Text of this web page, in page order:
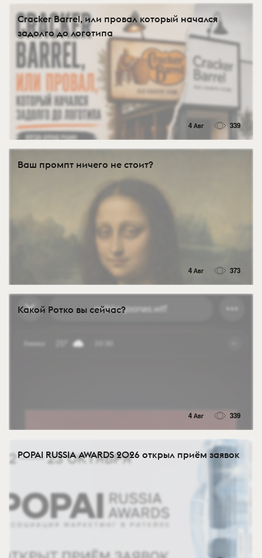
Cracker Barrel, или провал который начался
задолго до логотипа
4 Авг 339
Ваш промпт ничего не стоит?
4 Авг 373
Какой Ротко вы сейчас?
4 Авг 339
POPAI RUSSIA AWARDS 2026 открыл приём заявок